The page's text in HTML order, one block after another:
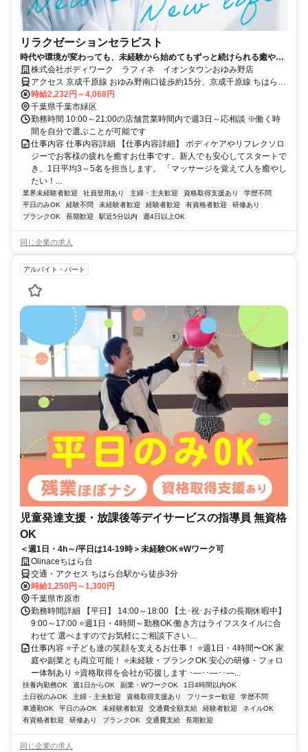
リラクゼーションセラピスト
時代や環境が変わっても、未経験から始めてもずっと続けられる癒やし
の仕事。手に職を身につけて、生き方を変えよう。
株式会社ボディワーク ラフィネ イオンタウンおゆみ野店
アクセス 京成千原線 おゆみ野南口徒歩約15分、京成千原線 ちはら台
西側出口徒歩約18分、京成千原線 学園前（千葉県）出入口1徒歩約35
分 最寄駅：おゆみ野駅
時給2,232円～4,068円
千葉県千葉市緑区
勤務時間 10:00～21:00の店舗営業時間内で週3日～応相談 ※働く時
間を自分で選ぶことが可能です
仕事内容 仕事内容詳細 【仕事内容詳細】 ボディケアやリフレクソロ
ジーでお客様の疲れを癒すお仕事です。新人でも安心してスタートで
き、1日平均3～5名を担当します。 「マッサージを覚えて人を癒やし
たい！...
業界未経験者歓迎 社員登用あり 主婦・主夫歓迎 資格取得支援あり
学歴不問
平日のみOK
経験不問 未経験者歓迎 経験者歓迎 有資格者歓迎
研修あり
ブランクOK
長期歓迎 駅近5分以内 週4日以上OK
同じ企業の求人
アルバイト・パート
児童発達支援・放課後等デイサービスの指導員 無資格
OK
＜週1日・4h～/平日は14-19時＞未経験OK⭐Wワーク可
Olinaceちはら台
交通・アクセス ちはら台駅から徒歩3分
時給1,250円～1,300円
千葉県市原市
勤務時間詳細 【平日】 14:00～18:00 【土･祝･お子様の長期休暇中】
9:00～17:00 ⭐週1日・4時間～勤務OK 働き方はライフスタイルに合
わせて 選べますのでお気軽にご相談下さい...
仕事内容 ⭐子ども達の笑顔を支えるお仕事！ ⭐週1日・4時間〜OK 家
庭や副業とも両立可能！ ⭐未経験・ブランクOK 安心の研修・フォロ
ー体制あり ⭐資格取得を会社が応援します ･―･･―･･―...
扶養内勤務OK 週1日からOK 副業・WワークOK
1日4時間以内OK
土日祝のみOK
主婦・主夫歓迎 資格取得支援あり フリーター歓迎
学歴不問
車通勤OK
平日のみOK 未経験者歓迎 交通費全額支給 経験者歓迎
ネイルOK
有資格者歓迎
研修あり ブランクOK 交通費支給 長期歓迎
同じ企業の求人